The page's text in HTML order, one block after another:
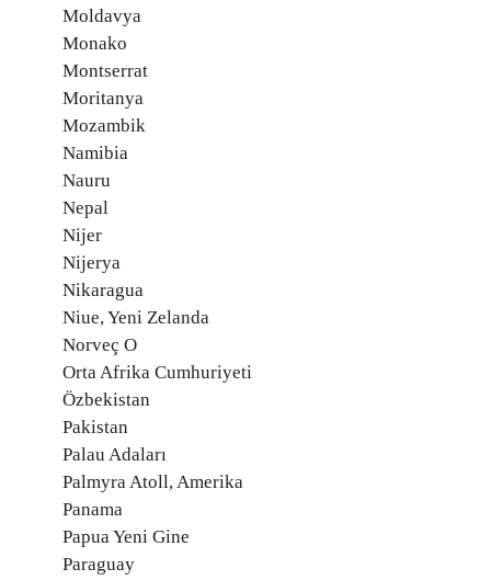
Moldavya
Monako
Montserrat
Moritanya
Mozambik
Namibia
Nauru
Nepal
Nijer
Nijerya
Nikaragua
Niue, Yeni Zelanda
Norveç O
Orta Afrika Cumhuriyeti
Özbekistan
Pakistan
Palau Adaları
Palmyra Atoll, Amerika
Panama
Papua Yeni Gine
Paraguay